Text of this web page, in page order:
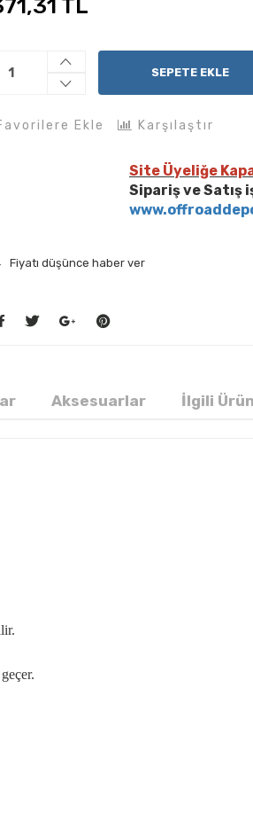
TL
SEPETE EKLE
Ekle Karşılaştır
Site Üyeliğe
Sipariş ve Satış
Fiyatı düşünce haber ver
Aksesuarlar İlgili